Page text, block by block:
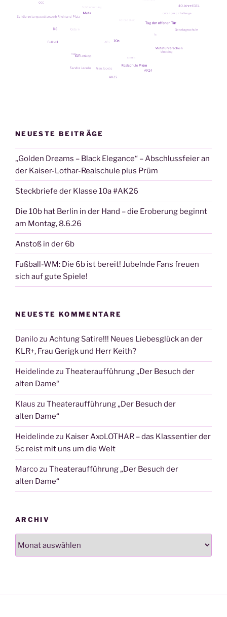
unse­
NEUESTE BEITRÄGE
„Golden Dreams – Black Elegance“ – Abschlussfeier an
der Kaiser-Lothar-Realschule plus Prüm
Steckbriefe der Klasse 10a #AK26
Die 10b hat Berlin in der Hand – die Eroberung beginnt
am Montag, 8.6.26
Anstoß in der 6b
Fußball-WM: Die 6b ist bereit! Jubelnde Fans freuen
sich auf gute Spiele!
NEUESTE KOMMENTARE
Danilozu Achtung Satire!!! Neues Liebesglück an der
KLR+, Frau Gerigk und Herr Keith?
Heidelinde zu Theateraufführung „Der Besuch der
alten Dame“
Klaus zu Theateraufführung „Der Besuch der
alten Dame“
Heidelinde zu Kaiser AxoLOTHAR – das Klassentier der
5c reist mit uns um die Welt
Marcozu Theateraufführung „Der Besuch der
alten Dame“
ARCHIV